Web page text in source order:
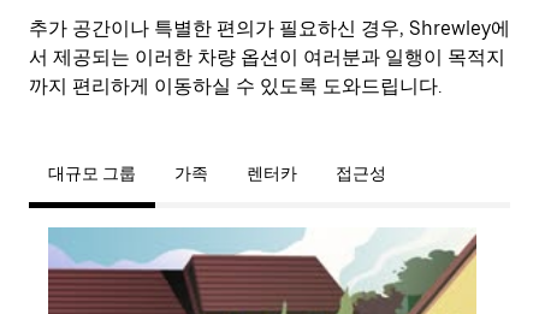
추가 공간이나 특별한 편의가 필요하신 경우, Shrewley에
서 제공되는 이러한 차량 옵션이 여러분과 일행이 목적지
까지 편리하게 이동하실 수 있도록 도와드립니다.
대규모 그룹 가족 렌터카 접근성